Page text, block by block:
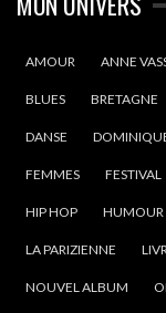
AMOUR ANNE
BLUES BRETAGNE
DANSE
FEMMES FESTIVAL
HIP HOP HUMOUR
LA PARIZIENNE
NOUVEL ALBUM